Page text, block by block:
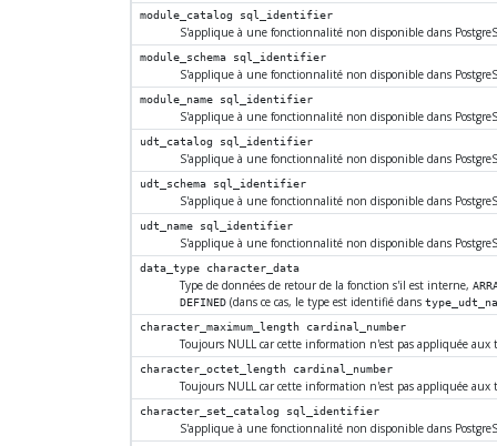
module_catalog sql_identifier
S'applique à une fonctionnalité non disponible dans
module_schema sql_identifier
S'applique à une fonctionnalité non disponible dans
module_name sql_identifier
S'applique à une fonctionnalité non disponible dans
udt_catalog sql_identifier
S'applique à une fonctionnalité non disponible dans
udt_schema sql_identifier
S'applique à une fonctionnalité non disponible dans
udt_name sql_identifier
S'applique à une fonctionnalité non disponible dans
data_type character_data
Type de données de retour de la fonction s'il est interne,
DEFINED(dans ce cas, le type est identifié dans
character_maximum_length
cardinal_number
Toujours NULL car cette information n'est pas appliquée aux
character_octet_length cardinal_number
Toujours NULL car cette information n'est pas appliquée aux
character_set_catalog sql_identifier
S'applique à une fonctionnalité non disponible dans